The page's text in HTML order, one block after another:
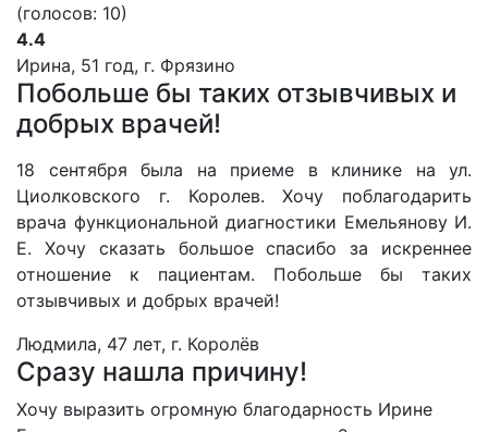
(голосов: 10)
4.4
Ирина, 51 год, г. Фрязино
Побольше бы таких отзывчивых и
добрых врачей!
18 сентября была на приеме в клинике на ул.
Циолковского г. Королев. Хочу поблагодарить
врача функциональной диагностики Емельянову И.
Е. Хочу сказать большое спасибо за искреннее
отношение к пациентам. Побольше бы таких
отзывчивых и добрых врачей!
Людмила, 47 лет, г. Королёв
Сразу нашла причину!
Хочу выразить огромную благодарность Ирине